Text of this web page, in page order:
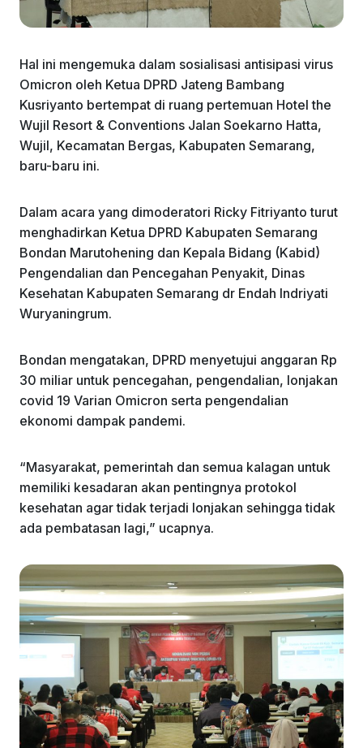
Hal ini mengemuka dalam sosialisasi antisipasi virus
Omicron oleh Ketua DPRD Jateng Bambang
Kusriyanto bertempat di ruang pertemuan Hotel the
Wujil Resort & Conventions Jalan Soekarno Hatta,
Wujil, Kecamatan Bergas, Kabupaten Semarang,
baru-baru ini.
Dalam acara yang dimoderatori Ricky Fitriyanto turut
menghadirkan Ketua DPRD Kabupaten Semarang
Bondan Marutohening dan Kepala Bidang (Kabid)
Pengendalian dan Pencegahan Penyakit, Dinas
Kesehatan Kabupaten Semarang dr Endah Indriyati
Wuryaningrum.
Bondan mengatakan, DPRD menyetujui anggaran Rp
30 miliar untuk pencegahan, pengendalian, lonjakan
covid 19 Varian Omicron serta pengendalian
ekonomi dampak pandemi.
“Masyarakat, pemerintah dan semua kalagan untuk
memiliki kesadaran akan pentingnya protokol
kesehatan agar tidak terjadi lonjakan sehingga tidak
ada pembatasan lagi,” ucapnya.